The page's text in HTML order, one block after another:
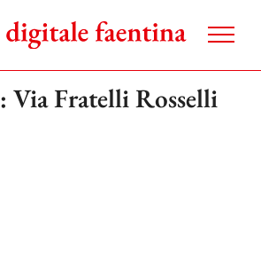
Via Fratelli Rosselli